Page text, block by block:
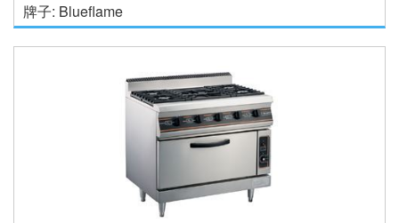
牌子: Blueflame